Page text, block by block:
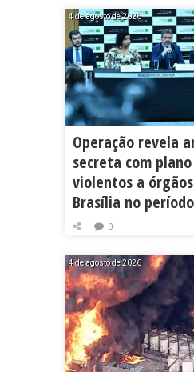
4 de agosto de 2026
Operação revela
secreta com
violentos a
Brasília no
0
4 de agosto de 2026